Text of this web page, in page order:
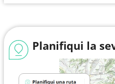
Planifiqui la